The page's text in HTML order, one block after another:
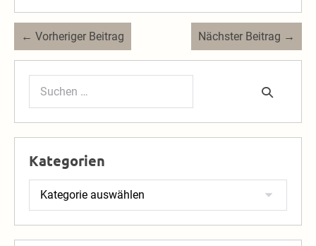
Beitragsnavigation
← Vorheriger Beitrag Nächster Beitrag →
Suchen
Kategorien
Kategorien